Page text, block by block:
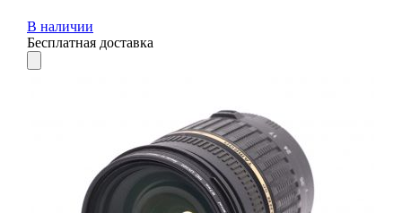
В наличии
Бесплатная доставка